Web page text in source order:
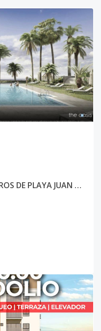
APARTAMENTO A 250 METROS DE PLAYA JUAN DOLIO